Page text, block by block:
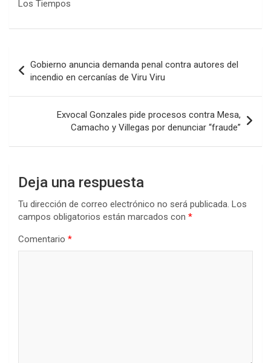
Los Tiempos
de
entradas
Gobierno anuncia demanda penal contra autores del
incendio en cercanías de Viru Viru
Exvocal Gonzales pide procesos contra Mesa,
Camacho y Villegas por denunciar “fraude”
Deja una respuesta
Tu dirección de correo electrónico no será publicada. Los
campos obligatorios están marcados con *
Comentario *